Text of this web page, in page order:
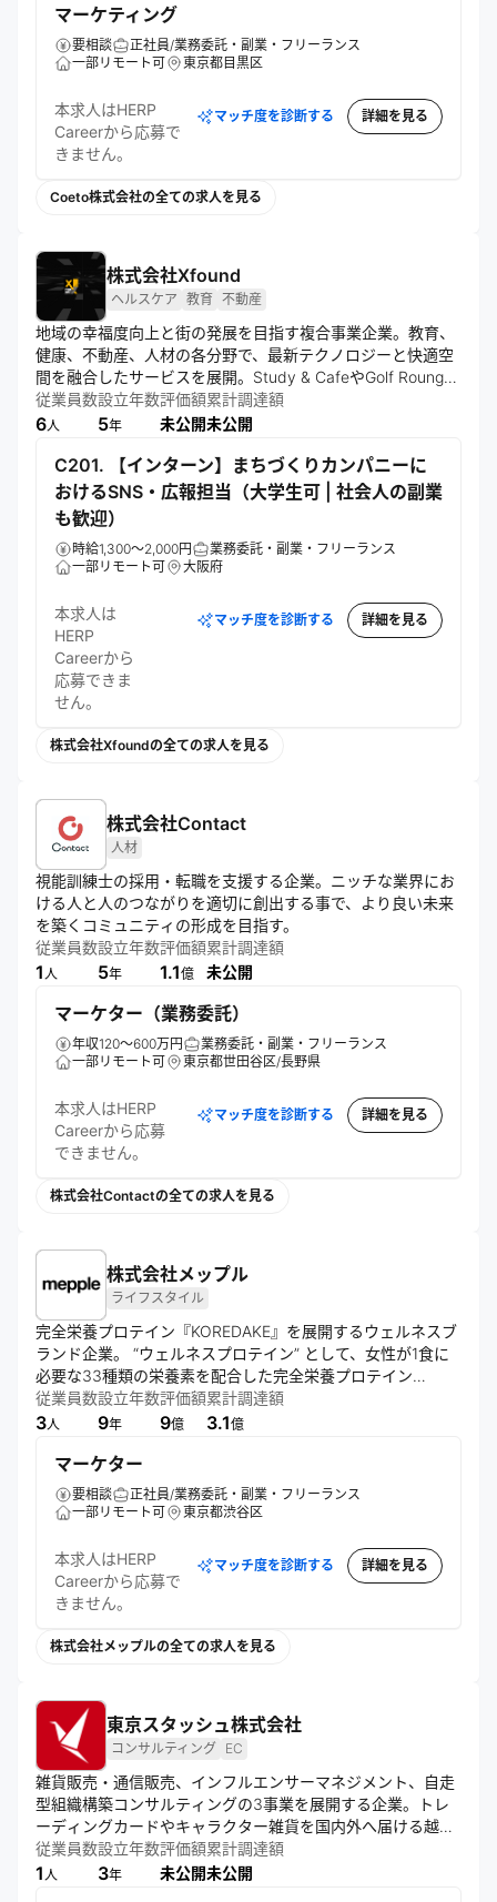
マーケティング
要相談
正社員/業務委託・副業・フリーランス
一部リモート可
東京都目黒区
本求人はHERP
Careerから応募で
きません。
マッチ度を診断する 詳細を見る
Coeto株式会社の全ての求人を見る
株式会社Xfound
ヘルスケア 教育 不動産
地域の幸福度向上と街の発展を目指す複合事業企業。教育、
健康、不動産、人材の各分野で、最新テクノロジーと快適空
間を融合したサービスを展開。Study & CafeやGolf Rounge
など、地域特化型の「グローカル・サードプレイス・ウェル
ネス」を実現するプロフェッショナルな事業を推進してい
従業員数
6人
設立年数
5年
評価額
未公開
累計調達額
未公開
C201. 【インターン】まちづくりカンパニーに
おけるSNS・広報担当（大学生可 | 社会人の副業
も歓迎）
時給1,300～2,000円
業務委託・副業・フリーランス
一部リモート可
大阪府
本求人は
HERP
Careerから
応募できま
せん。
マッチ度を診断する 詳細を見る
株式会社Xfoundの全ての求人を見る
株式会社Contact
人材
視能訓練士の採用・転職を支援する企業。ニッチな業界にお
ける人と人のつながりを適切に創出する事で、より良い未来
を築くコミュニティの形成を目指す。
従業員数
1人
設立年数
5年
評価額
1.1億
累計調達額
未公開
マーケター（業務委託）
年収120～600万円
業務委託・副業・フリーランス
一部リモート可
東京都世田谷区/長野県
本求人はHERP
Careerから応募
できません。
マッチ度を診断する 詳細を見る
株式会社Contactの全ての求人を見る
株式会社メップル
ライフスタイル
完全栄養プロテイン『KOREDAKE』を展開するウェルネスブ
ランド企業。 “ウェルネスプロテイン” として、女性が1食に
必要な33種類の栄養素を配合した完全栄養プロテイン
『KOREDAKE』を展開。おいしさと栄養バランスを両立した
安心安全な商品開発を追求する。
従業員数
3人
設立年数
9年
評価額
9億
累計調達額
3.1億
マーケター
要相談
正社員/業務委託・副業・フリーランス
一部リモート可
東京都渋谷区
本求人はHERP
Careerから応募で
きません。
マッチ度を診断する 詳細を見る
株式会社メップルの全ての求人を見る
東京スタッシュ株式会社
コンサルティング EC
雑貨販売・通信販売、インフルエンサーマネジメント、自走
型組織構築コンサルティングの3事業を展開する企業。トレ
ーディングカードやキャラクター雑貨を国内外へ届ける越境
ECを運営し、日本商品の魅力を発信。さらに中小企業に向け
たインフルエンサー活用によるマーケティング支援や、オー
従業員数
1人
設立年数
3年
評価額
未公開
累計調達額
未公開